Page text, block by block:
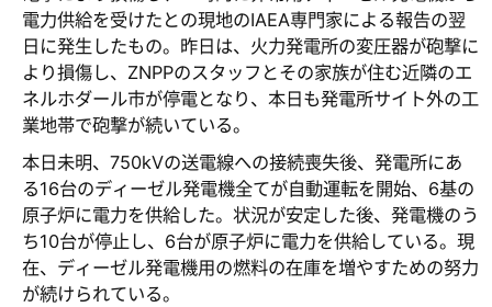
電力供給を受けたとの現地のIAEA専門家による報告の翌
日に発生したもの。昨日は、火力発電所の変圧器が砲撃に
より損傷し、ZNPPのスタッフとその家族が住む近隣のエ
ネルホダール市が停電となり、本日も発電所サイト外の工
業地帯で砲撃が続いている。
本日未明、750kVの送電線への接続喪失後、発電所にあ
る16台のディーゼル発電機全てが自動運転を開始、6基の
原子炉に電力を供給した。状況が安定した後、発電機のう
ち10台が停止し、6台が原子炉に電力を供給している。現
在、ディーゼル発電機用の燃料の在庫を増やすための努力
が続けられている。